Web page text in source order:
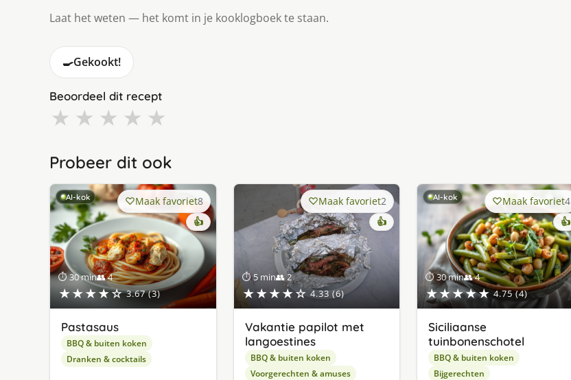
Laat het weten — het komt in je kooklogboek te staan.
🍳Gekookt!
Beoordeel dit recept
★ ★ ★ ★ ★
Probeer dit ook
AI-kok
⏱ 30 min👥 4
★★★★☆ 3.67 (3)
Maak favoriet8
👍
Pastasaus
BBQ & buiten koken
Dranken & cocktails
⏱ 5 min👥 2
★★★★☆ 4.33 (6)
Maak favoriet2
👍
Vakantie papilot met
langoestines
BBQ & buiten koken
Voorgerechten & amuses
AI-kok
⏱ 30 min👥 4
★★★★★ 4.75 (4)
Maak favoriet4
👍
Siciliaanse
tuinbonenschotel
BBQ & buiten koken
Bijgerechten